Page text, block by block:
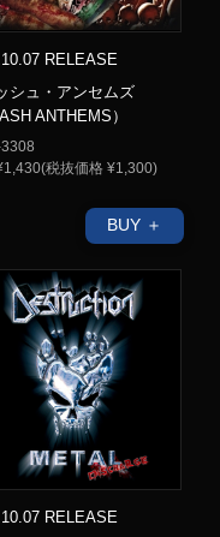
RELEASE
シュ・アンセムズ
ANTHEMS）
税抜価格 ¥1,300)
BUY ＋
RELEASE